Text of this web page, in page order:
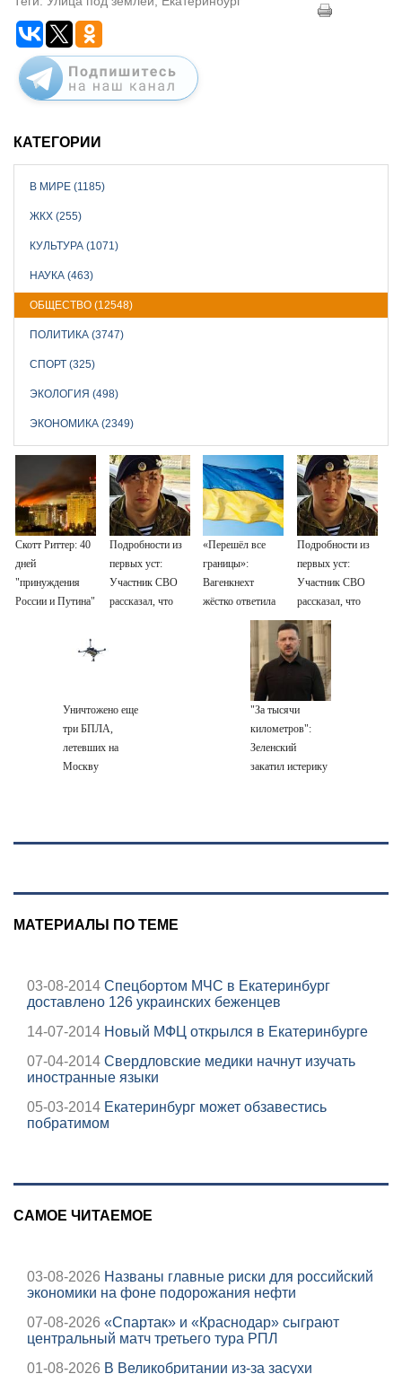
КАТЕГОРИИ
В МИРЕ (1185)
ЖКХ (255)
КУЛЬТУРА (1071)
НАУКА (463)
ОБЩЕСТВО (12548)
ПОЛИТИКА (3747)
СПОРТ (325)
ЭКОЛОГИЯ (498)
ЭКОНОМИКА (2349)
Скотт Риттер: 40
дней
"принуждения
России и Путина"
Подробности из
первых уст:
Участник СВО
рассказал, что
«Перешёл все
границы»:
Вагенкнехт
жёстко ответила
послу Украины
Подробности из
первых уст:
Участник СВО
рассказал, что
спасло его в
схватке с
медведем
Уничтожено еще
три БПЛА,
летевших на
Москву
"За тысячи
километров":
Зеленский
закатил истерику
МАТЕРИАЛЫ ПО ТЕМЕ
03-08-2014 Спецбортом МЧС в Екатеринбург
доставлено 126 украинских беженцев
14-07-2014 Новый МФЦ открылся в Екатеринбурге
07-04-2014 Свердловские медики начнут изучать
иностранные языки
05-03-2014 Екатеринбург может обзавестись
побратимом
САМОЕ ЧИТАЕМОЕ
03-08-2026 Названы главные риски для российский
экономики на фоне подорожания нефти
07-08-2026 «Спартак» и «Краснодар» сыграют
центральный матч третьего тура РПЛ
01-08-2026 В Великобритании из-за засухи